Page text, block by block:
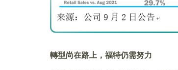
轉型尚在路上，福特仍需努力